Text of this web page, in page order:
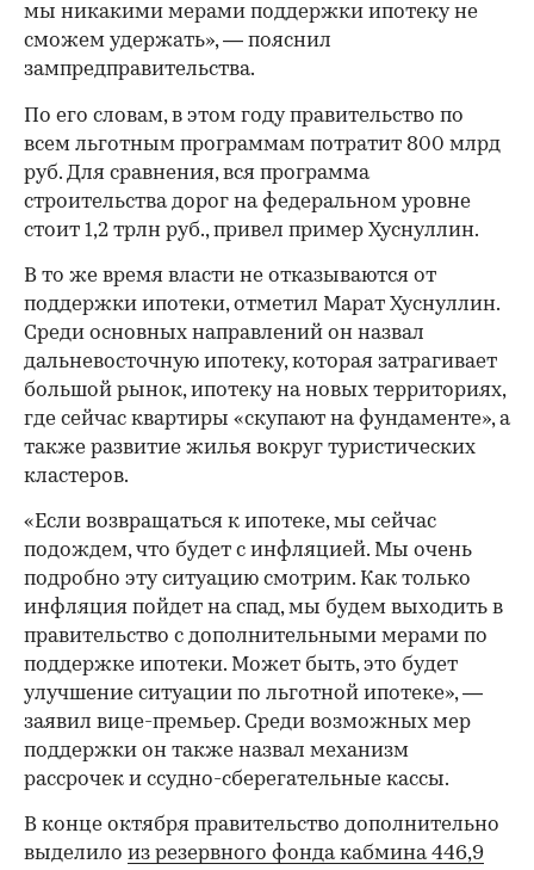
мы никакими мерами поддержки ипотеку не
сможем удержать», — пояснил
зампредправительства.
00:00
По его словам, в этом году правительство по
всем льготным программам потратит 800 млрд
руб. Для сравнения, вся программа
строительства дорог на федеральном уровне
стоит 1,2 трлн руб., привел пример Хуснуллин.
В то же время власти не отказываются от
поддержки ипотеки, отметил Марат Хуснуллин.
Среди основных направлений он назвал
дальневосточную ипотеку, которая затрагивает
большой рынок, ипотеку на новых территориях,
где сейчас квартиры «скупают на фундаменте», а
также развитие жилья вокруг туристических
кластеров.
«Если возвращаться к ипотеке, мы сейчас
подождем, что будет с инфляцией. Мы очень
подробно эту ситуацию смотрим. Как только
инфляция пойдет на спад, мы будем выходить в
правительство с дополнительными мерами по
поддержке ипотеки. Может быть, это будет
улучшение ситуации по льготной ипотеке», —
заявил вице-премьер. Среди возможных мер
поддержки он также назвал механизм
рассрочек и ссудно-сберегательные кассы.
В конце октября правительство дополнительно
выделило из резервного фонда кабмина 446,9